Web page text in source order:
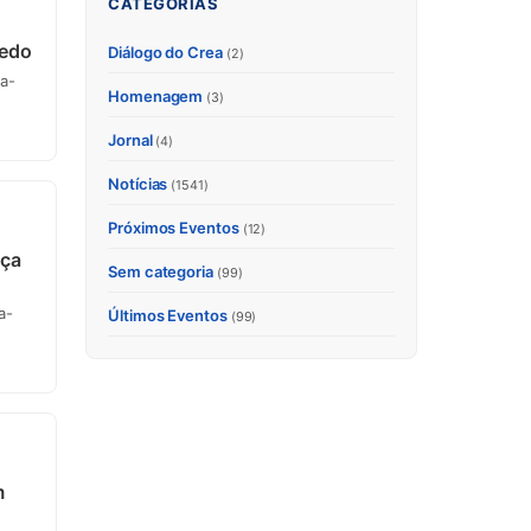
Diálogo do Crea (2)
Homenagem (3)
Jornal (4)
Notícias (1541)
Próximos Eventos (12)
Sem categoria (99)
Últimos Eventos (99)